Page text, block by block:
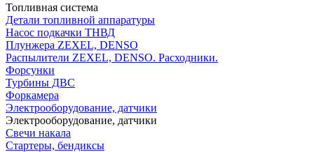
Топливная система
Детали топливной аппаратуры
Насос подкачки ТНВД
Плунжера ZEXEL, DENSO
Распылители ZEXEL, DENSO. Расходники.
Форсунки
Турбины ДВС
Форкамера
Электрооборудование, датчики
Электрооборудование, датчики
Свечи накала
Стартеры, бендиксы